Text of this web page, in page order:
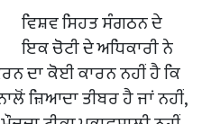
ਵਿਸ਼ਵ ਸਿਹਤ ਸੰਗਠਨ ਦੇ
ਇਕ ਚੋਟੀ ਦੇ ਅਧਿਕਾਰੀ ਨੇ
ਦਾ ਕੋਈ ਕਾਰਨ ਨਹੀਂ ਹੈ ਕਿ
ਜ਼ਿਆਦਾ ਤੀਬਰ ਹੈ ਜਾਂ ਨਹੀਂ,